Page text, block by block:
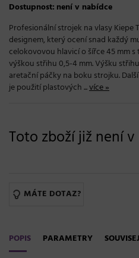
Dostupnost: není v nabídce
Profesionální strojek na vlasy Kiepe
designem, který ocení snad každý
celokovovou hlavicí o šířce 45 mm
výškou střihu 0,5-4 mm. Výšku
aretační páčky na boku strojku.
je použití plastových ...více »
Toto zboží již není
MÁTE DOTAZ?
POPIS PARAMETRY